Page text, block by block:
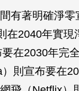
有著明確淨
在2040年實現
要在2030年完
則宣布要在